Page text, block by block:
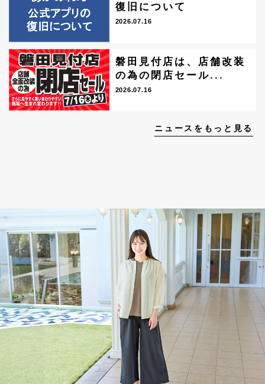
復旧について
2026.07.16
磐田見付店は、店舗改装
の為の閉店セール...
2026.07.16
ニュースをもっと見る